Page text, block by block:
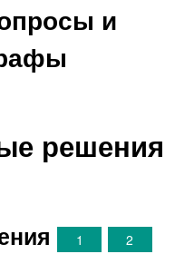
и
решения
1
2